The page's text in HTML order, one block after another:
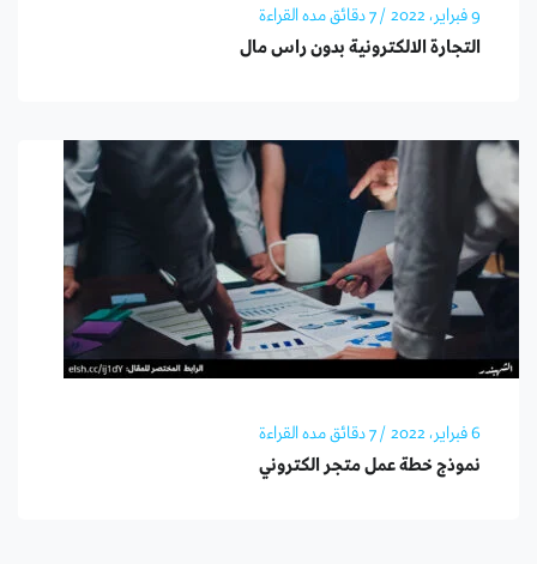
9 فبراير، 2022 / 7 دقائق مده القراءة
التجارة الالكترونية بدون راس مال
6 فبراير، 2022 / 7 دقائق مده القراءة
نموذج خطة عمل متجر الكتروني